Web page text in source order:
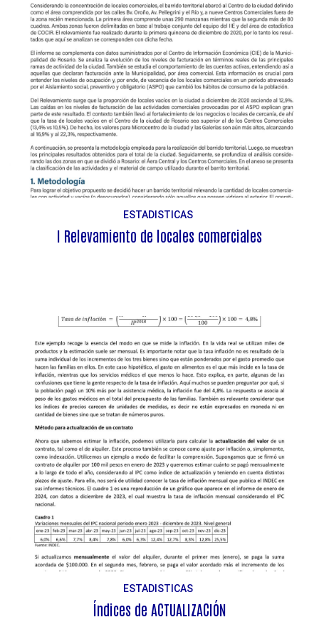
ESTADISTICAS
I Relevamiento de locales comerciales
ESTADISTICAS
Índices de ACTUALIZACIÓN